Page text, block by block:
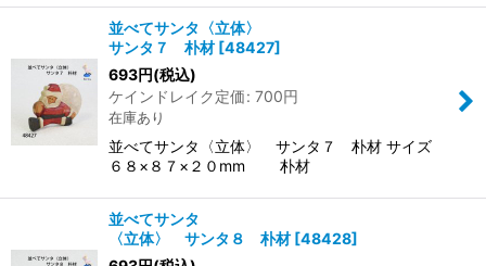
並べてサンタ〈立体〉
サンタ７ 朴材 [48427]
693円(税込)
ケインドレイク定価: 700円
在庫あり
並べてサンタ〈立体〉 サンタ７ 朴材 サイズ
６８×８７×２０mm 朴材
並べてサンタ
〈立体〉 サンタ８ 朴材 [48428]